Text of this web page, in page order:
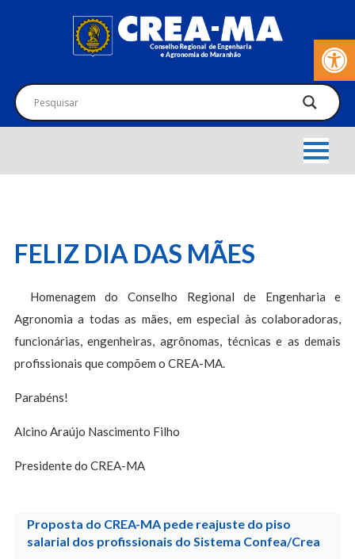
Barra de
FELIZ DIA DAS MÃES
Homenagem do Conselho Regional de Engenharia e
Agronomia a todas as mães, em especial às colaboradoras,
funcionárias, engenheiras, agrônomas, técnicas e as demais
profissionais que compõem o CREA-MA.
Parabéns!
Alcino Araújo Nascimento Filho
Presidente do CREA-MA
Proposta do CREA-MA pede reajuste do piso
salarial dos profissionais do Sistema Confea/Crea